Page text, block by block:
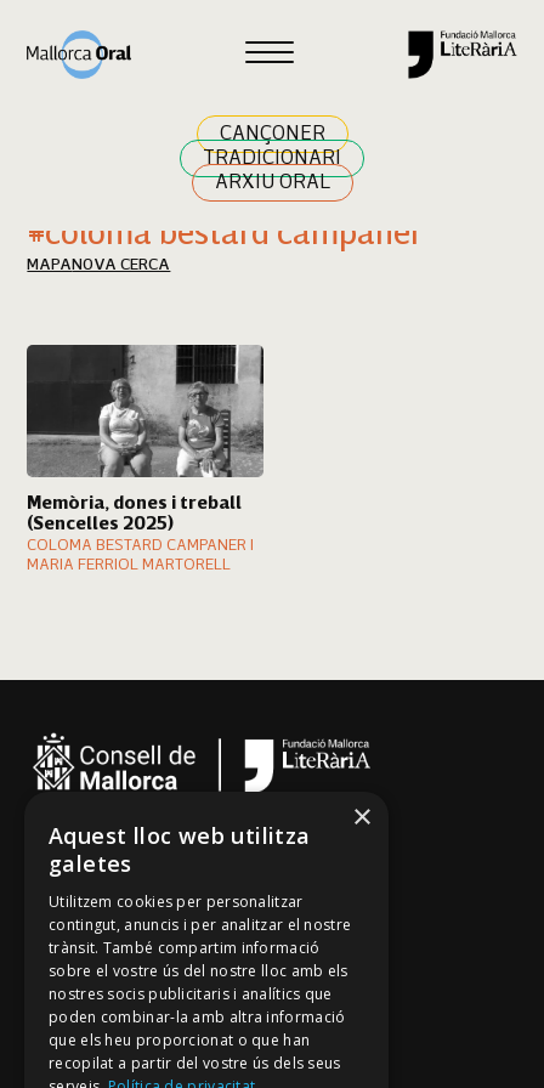
CANÇONER
TRADICIONARI
ARXIU ORAL
Cercar
Resultats cerca
#coloma bestard campaner
MAPA NOVA CERCA
Memòria, dones i treball
(Sencelles 2025)
COLOMA BESTARD CAMPANER I
MARIA FERRIOL MARTORELL
Cançoner
Tradicionari
Arxiu Oral
Contacte
Segueix-nos
Mallorca Oral, un projecte de
×
Aquest lloc web utilitza
galetes
Utilitzem cookies per personalitzar
contingut, anuncis i per analitzar el nostre
trànsit. També compartim informació
sobre el vostre ús del nostre lloc amb els
nostres socis publicitaris i analítics que
poden combinar-la amb altra informació
que els heu proporcionat o que han
recopilat a partir del vostre ús dels seus